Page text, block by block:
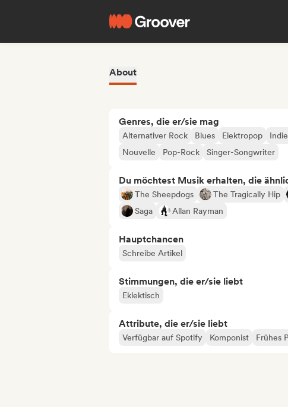
About
Genres, die er/sie mag
Alternativer Rock Blues Elektropop
Nouvelle
Pop-Rock Singer-Songwriter
Du möchtest Musik erhalten, die
The Sheepdogs The Tragically Hip
Saga
Allan Rayman
Hauptchancen
Schreibe Artikel
Stimmungen, die er/sie liebt
Eklektisch
Attribute, die er/sie liebt
Verfügbar auf Spotify Komponist Frühes